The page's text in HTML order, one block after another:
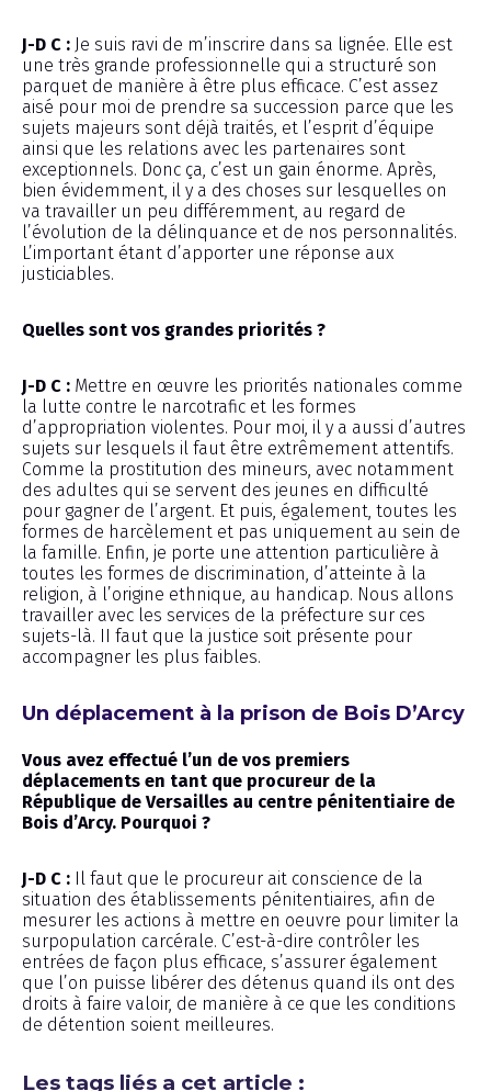
J-D C : Je suis ravi de m’inscrire dans sa lignée. Elle est
une très grande professionnelle qui a structuré son
parquet de manière à être plus efficace. C’est assez
aisé pour moi de prendre sa succession parce que les
sujets majeurs sont déjà traités, et l’esprit d’équipe
ainsi que les relations avec les partenaires sont
exceptionnels. Donc ça, c’est un gain énorme. Après,
bien évidemment, il y a des choses sur lesquelles on
va travailler un peu différemment, au regard de
l’évolution de la délinquance et de nos personnalités.
L’important étant d’apporter une réponse aux
justiciables.
Quelles sont vos grandes priorités ?
J-D C : Mettre en œuvre les priorités nationales comme
la lutte contre le narcotrafic et les formes
d’appropriation violentes. Pour moi, il y a aussi d’autres
sujets sur lesquels il faut être extrêmement attentifs.
Comme la prostitution des mineurs, avec notamment
des adultes qui se servent des jeunes en difficulté
pour gagner de l’argent. Et puis, également, toutes les
formes de harcèlement et pas uniquement au sein de
la famille. Enfin, je porte une attention particulière à
toutes les formes de discrimination, d’atteinte à la
religion, à l’origine ethnique, au handicap. Nous allons
travailler avec les services de la préfecture sur ces
sujets-là. II faut que la justice soit présente pour
accompagner les plus faibles.
Un déplacement à la prison de Bois D’Arcy
Vous avez effectué l’un de vos premiers
déplacements en tant que procureur de la
République de Versailles au centre pénitentiaire de
Bois d’Arcy. Pourquoi ?
J-D C : Il faut que le procureur ait conscience de la
situation des établissements pénitentiaires, afin de
mesurer les actions à mettre en oeuvre pour limiter la
surpopulation carcérale. C’est-à-dire contrôler les
entrées de façon plus efficace, s’assurer également
que l’on puisse libérer des détenus quand ils ont des
droits à faire valoir, de manière à ce que les conditions
de détention soient meilleures.
Les tags liés a cet article :